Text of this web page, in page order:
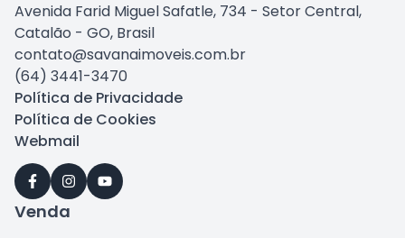
Avenida Farid Miguel Safatle, 734 - Setor Central,
Catalão - GO, Brasil
contato@savanaimoveis.com.br
(64) 3441-3470
Política de Privacidade
Política de Cookies
Webmail
Venda